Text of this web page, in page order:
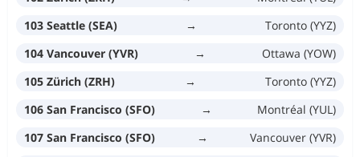
103 Seattle (SEA)
→
Toronto (YYZ)
104 Vancouver (YVR)
→
Ottawa (YOW)
105 Zürich (ZRH)
→
Toronto (YYZ)
106 San Francisco (SFO)
→
Montréal (YUL)
107 San Francisco (SFO)
→
Vancouver (YVR)